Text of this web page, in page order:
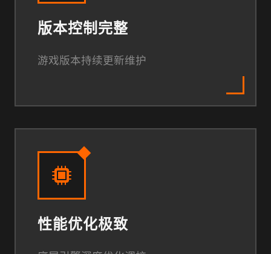
版本控制完整
游戏版本持续更新维护
性能优化极致